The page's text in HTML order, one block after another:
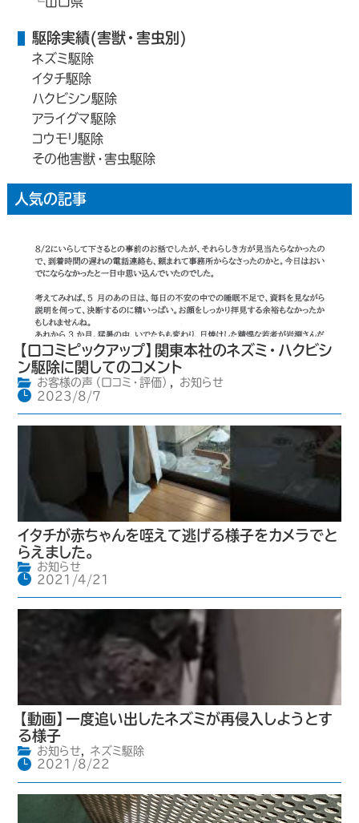
駆除実績(害獣・害虫別)
ネズミ駆除
イタチ駆除
ハクビシン駆除
アライグマ駆除
コウモリ駆除
その他害獣・害虫駆除
人気の記事
【口コミピックアップ】関東本社のネズミ・ハクビシ
ン駆除に関してのコメント
お客様の声（口コミ・評価） ,
お知らせ
2023/8/7
イタチが赤ちゃんを咥えて逃げる様子をカメラでと
らえました。
お知らせ
2021/4/21
【動画】一度追い出したネズミが再侵入しようとす
る様子
お知らせ,
ネズミ駆除
2021/8/22